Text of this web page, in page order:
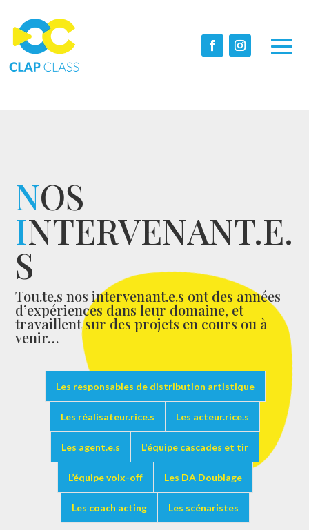
NOS
INTERVENANT.E.
S
Tou.te.s nos intervenant.e.s ont des années
d’expériences dans leur domaine, et
travaillent sur des projets en cours ou à
venir…
Les responsables de distribution artistique
Les réalisateur.rice.s Les acteur.rice.s
Les agent.e.s L'équipe cascades et tir
L’équipe voix-off Les DA Doublage
Les coach acting Les scénaristes